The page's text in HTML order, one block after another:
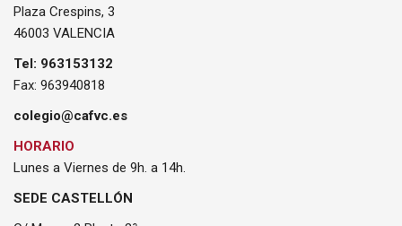
Plaza Crespins, 3
46003 VALENCIA
Tel: 963153132
Fax: 963940818
colegio@cafvc.es
HORARIO
Lunes a Viernes de 9h. a 14h.
SEDE CASTELLÓN